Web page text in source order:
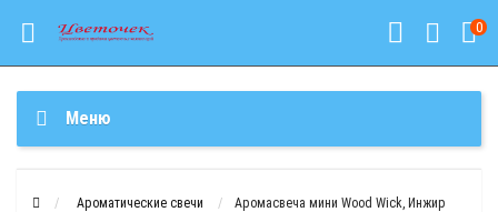
0
Меню
Ароматические свечи Аромасвеча мини Wood Wick, Инжир